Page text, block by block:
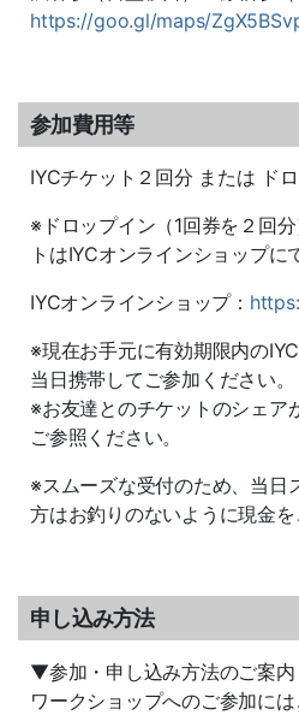
https://goo.gl/maps/
参加費用等
IYCチケット２回分 または ド
※ドロップイン（1回券を２回
トはIYCオンラインショップに
IYCオンラインショップ：
※現在お手元に有効期限内の
当日携帯してご参加ください。
※お友達とのチケットのシェア
ご参照ください。
※スムーズな受付のため、当日
方はお釣りのないように現金を
申し込み方法
▼参加・申し込み方法のご案内
ワークショップへのご参加に